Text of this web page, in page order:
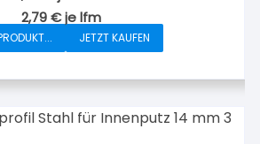
2,79€jelfm
JETZT KAUFEN